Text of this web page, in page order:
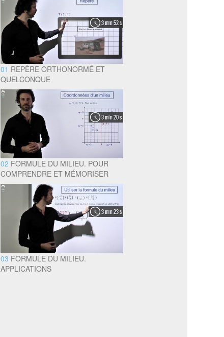
3 min 52 s
01 REPÈRE ORTHONORMÉ ET
QUELCONQUE
3 min 20 s
02 FORMULE DU MILIEU. POUR
COMPRENDRE ET MÉMORISER
3 min 23 s
03 FORMULE DU MILIEU.
APPLICATIONS